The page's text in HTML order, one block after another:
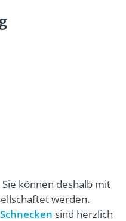
können deshalb mit
werden.
Schnecken sind herzlich